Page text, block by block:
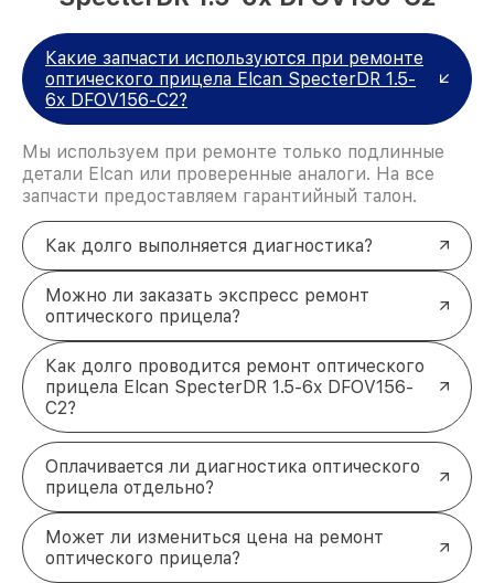
Какие запчасти используются при ремонте
оптического прицела Elcan SpecterDR 1.5-
6x DFOV156-C2?
Мы используем при ремонте только подлинные
детали Elcan или проверенные аналоги. На все
запчасти предоставляем гарантийный талон.
Как долго выполняется диагностика?
Можно ли заказать экспресс ремонт
оптического прицела?
Как долго проводится ремонт оптического
прицела Elcan SpecterDR 1.5-6x DFOV156-
C2?
Оплачивается ли диагностика оптического
прицела отдельно?
Может ли измениться цена на ремонт
оптического прицела?